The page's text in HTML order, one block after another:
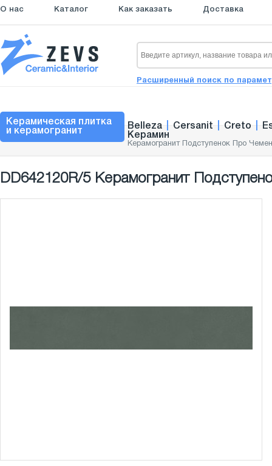
О нас Каталог Как заказать Доставка
Расширенный поиск по
Керамическая плитка
и керамогранит
Belleza Cersanit Creto
Керамин
Керамогранит Подступенок Про
DD642120R/5 Керамогранит